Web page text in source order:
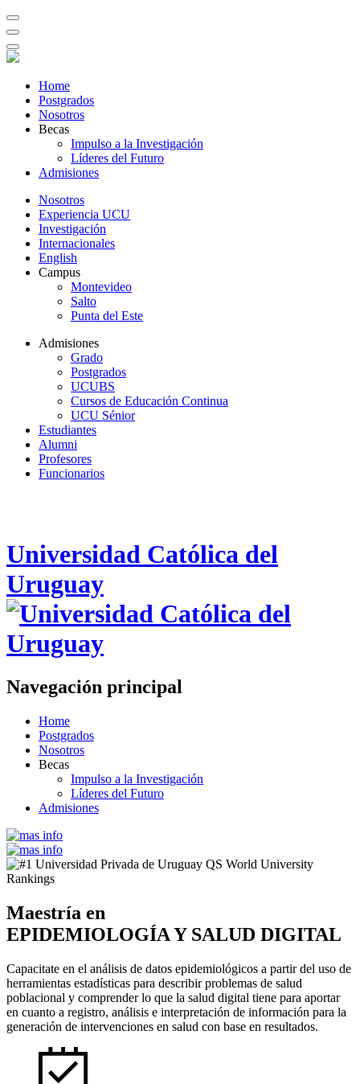
Home
Postgrados
Nosotros
Becas
Impulso a la Investigación
Líderes del Futuro
Admisiones
Nosotros
Experiencia UCU
Investigación
Internacionales
English
Campus
Montevideo
Salto
Punta del Este
Admisiones
Grado
Postgrados
UCUBS
Cursos de Educación Continua
UCU Sénior
Estudiantes
Alumni
Profesores
Funcionarios
Universidad Católica del
Uruguay
Navegación principal
Home
Postgrados
Nosotros
Becas
Impulso a la Investigación
Líderes del Futuro
Admisiones
Maestría en
EPIDEMIOLOGÍA Y SALUD DIGITAL
Capacitate en el análisis de datos epidemiológicos a partir del uso de
herramientas estadísticas para describir problemas de salud
poblacional y comprender lo que la salud digital tiene para aportar
en cuanto a registro, análisis e interpretación de información para la
generación de intervenciones en salud con base en resultados.